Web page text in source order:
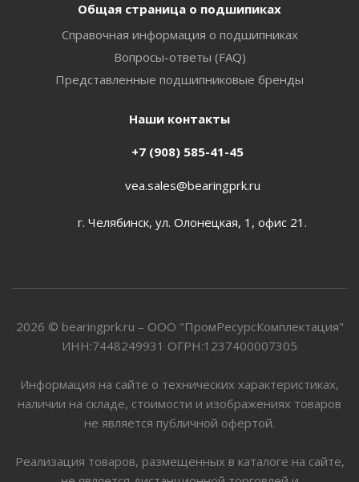
Общая страница о подшипиках
Справочная информация о подшипниках
Вопросы-ответы (FAQ)
Представленные подшипниковые бренды
Наши контакты
+7 (908) 585-41-45
vea.sales@bearingprk.ru
г. Челябинск, ул. Олонецкая, 1, офис 21.
2026 © bearingprk.ru – ООО "ПромРесурсКомплектация"
ИНН:7448249931 ОГРН:1237400007305
Информация на сайте о технических характеристиках,
наличии на складе, стоимости и изображениях товаров
не является публичной офертой.
Реализация товаров, размещенных в каталоге на сайте,